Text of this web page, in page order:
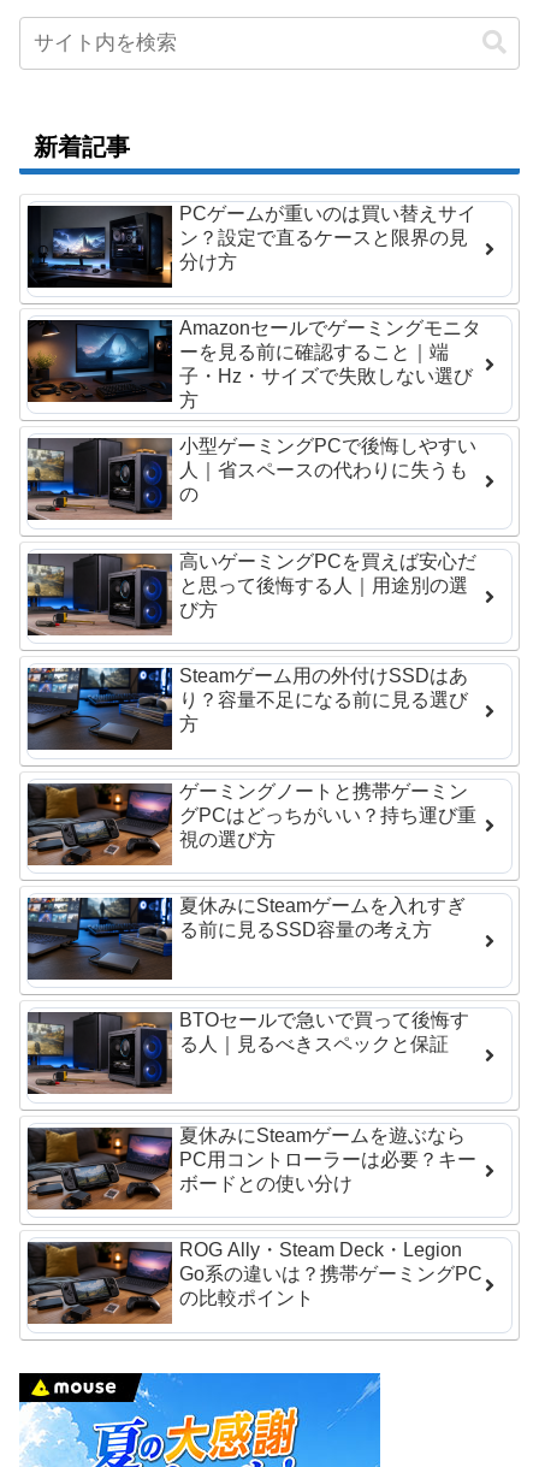
新着記事
PCゲームが重いのは買い替えサイ
ン？設定で直るケースと限界の見
分け方
Amazonセールでゲーミングモニタ
ーを見る前に確認すること｜端
子・Hz・サイズで失敗しない選び
方
小型ゲーミングPCで後悔しやすい
人｜省スペースの代わりに失うも
の
高いゲーミングPCを買えば安心だ
と思って後悔する人｜用途別の選
び方
Steamゲーム用の外付けSSDはあ
り？容量不足になる前に見る選び
方
ゲーミングノートと携帯ゲーミン
グPCはどっちがいい？持ち運び重
視の選び方
夏休みにSteamゲームを入れすぎ
る前に見るSSD容量の考え方
BTOセールで急いで買って後悔す
る人｜見るべきスペックと保証
夏休みにSteamゲームを遊ぶなら
PC用コントローラーは必要？キー
ボードとの使い分け
ROG Ally・Steam Deck・Legion
Go系の違いは？携帯ゲーミングPC
の比較ポイント